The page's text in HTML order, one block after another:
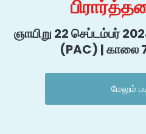
ஞாயிறு 22 செப்டம்பர்
(PAC) | காலை
மேலும்